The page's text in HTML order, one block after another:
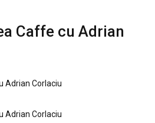
Caffe cu Adrian